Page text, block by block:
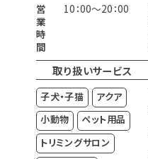
営
業
時
間
10：00～20：00
取り扱いサービス
子犬・子猫
アクア
小動物
ペット用品
トリミングサロン